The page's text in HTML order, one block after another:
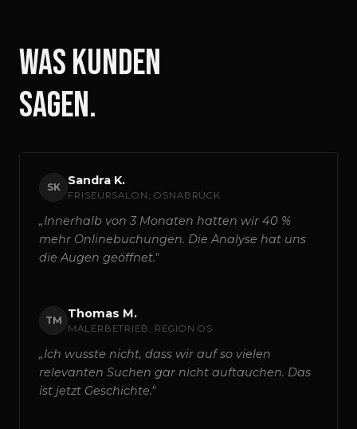
Was Kunden
sagen.
SK Sandra K.
FRISEURSALON, OSNABRÜCK
„Innerhalb von 3 Monaten hatten wir 40 %
mehr Onlinebuchungen. Die Analyse hat uns
die Augen geöffnet."
TM Thomas M.
MALERBETRIEB, REGION OS
„Ich wusste nicht, dass wir auf so vielen
relevanten Suchen gar nicht auftauchen. Das
ist jetzt Geschichte."